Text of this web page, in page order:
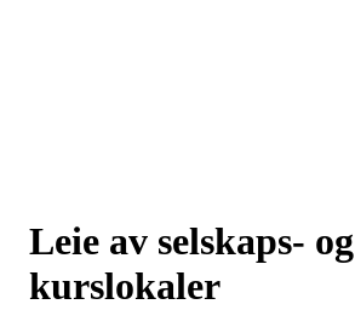
Leie av selskaps- og
kurslokaler